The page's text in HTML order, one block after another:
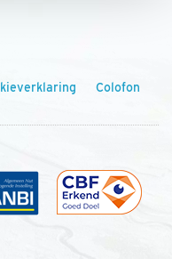
Colofon